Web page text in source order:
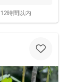
12時間以内